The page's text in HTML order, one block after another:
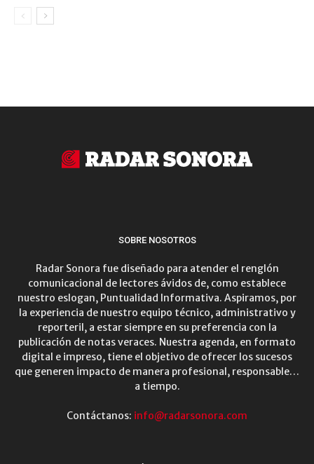
SOBRE NOSOTROS
Radar Sonora fue diseñado para atender el renglón
comunicacional de lectores ávidos de, como establece
nuestro eslogan, Puntualidad Informativa. Aspiramos, por
la experiencia de nuestro equipo técnico, administrativo y
reporteril, a estar siempre en su preferencia con la
publicación de notas veraces. Nuestra agenda, en formato
digital e impreso, tiene el objetivo de ofrecer los sucesos
que generen impacto de manera profesional, responsable…
a tiempo.
Contáctanos: info@radarsonora.com